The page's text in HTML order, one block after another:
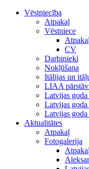
Vēstniecība
Atpakaļ
Vēstniece
Atpakaļ
CV
Darbinieki
Nokļūšana
Itālijas un
LIAA
Latvijas
Latvijas
Latvijas
Aktualitātes
Atpakaļ
Fotogalerija
Atpakaļ